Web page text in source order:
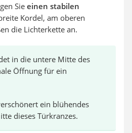
Sie einen stabilen
Kordel, am oberen
die Lichterkette an.
in die untere Mitte des
Öffnung für ein
ein blühendes
dieses Türkranzes.